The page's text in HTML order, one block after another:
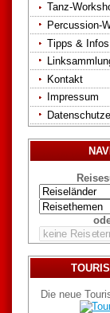
Tanz-
Percussion-
Tipps & Infos
Kontakt
Impressum
Die neue